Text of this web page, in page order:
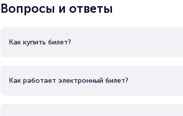
Вопросы и ответы
Как купить билет?
Как работает электронный билет?